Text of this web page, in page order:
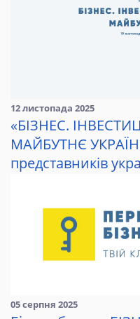
12 листопада 2025
«БІЗНЕС.
МАЙБУТНЄ
представників
05 серпня 2025